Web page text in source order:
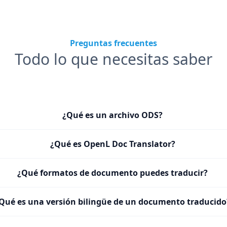
Preguntas frecuentes
Todo lo que necesitas saber
¿Qué es un archivo ODS?
¿Qué es OpenL Doc Translator?
¿Qué formatos de documento puedes traducir?
es una versión bilingüe de un documento